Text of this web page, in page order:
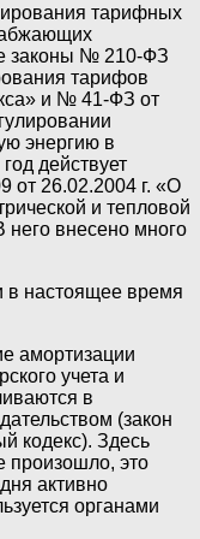
тарифных
законы № 210-ФЗ
тарифов
и № 41-ФЗ от
энергию в
действует
от 26.02.2004 г. «О
и тепловой
него внесено много
в настоящее время
амортизации
учета и
в
(закон
кодекс). Здесь
произошло, это
активно
органами